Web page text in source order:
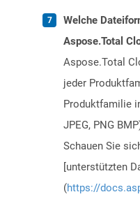
Welche
Aspose.Total
Aspose.Total
jeder
Produktfamilie in
JPEG, PNG
Schauen Sie
[unterstützten
(https://